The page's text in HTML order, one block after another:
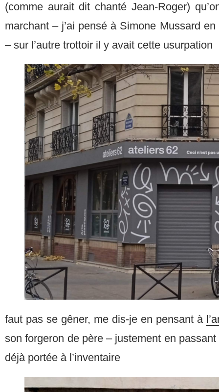
(comme aurait dit chanté Jean-Roger)
marchant – j’ai pensé à Simone Mussard
– sur l’autre trottoir il y avait cette usurpation
faut pas se gêner, me dis-je en pensant à
son forgeron de père – justement en
déjà portée à l’inventaire